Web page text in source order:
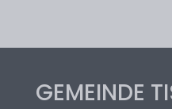
GEMEINDE